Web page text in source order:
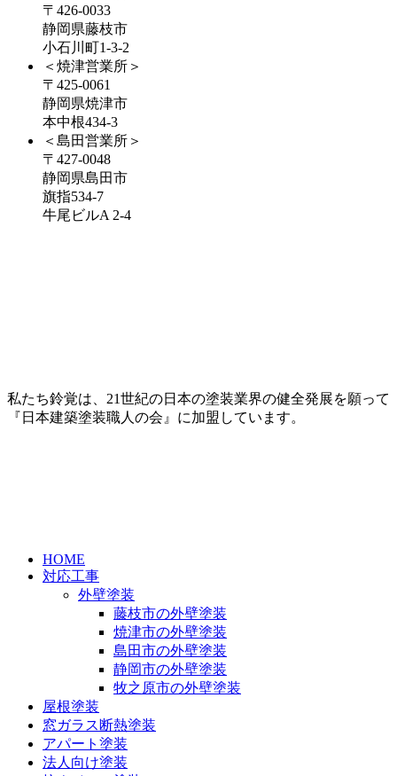
〒426-0033
静岡県藤枝市
小石川町1-3-2
＜焼津営業所＞
〒425-0061
静岡県焼津市
本中根434-3
＜島田営業所＞
〒427-0048
静岡県島田市
旗指534-7
牛尾ビルA 2-4
私たち鈴覚は、21世紀の日本の塗装業界の健全発展を願って
『日本建築塗装職人の会』に加盟しています。
HOME
対応工事
外壁塗装
藤枝市の外壁塗装
焼津市の外壁塗装
島田市の外壁塗装
静岡市の外壁塗装
牧之原市の外壁塗装
屋根塗装
窓ガラス断熱塗装
アパート塗装
法人向け塗装